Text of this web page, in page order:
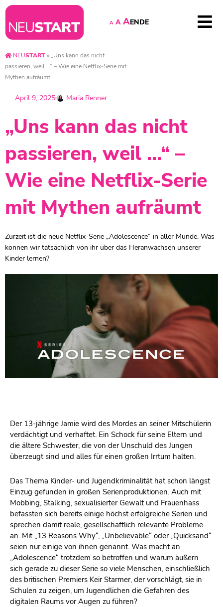
A A AENDE
NEUSTART» „Uns kann das nicht
passieren, weil …“ – Wie eine Netflix-Serie mit
Mythen aufräumt
April 9, 2025 Maria Renner
„Uns kann das nicht
passieren, weil …“ –
Wie eine Netflix-Serie
mit Mythen aufräumt
Zurzeit ist die neue Netflix-Serie „Adolescence“ in aller Munde. Was
können wir tatsächlich von ihr über das Heranwachsen unserer
Kinder lernen?
Der 13-jährige Jamie wird des Mordes an seiner Mitschülerin
verdächtigt und verhaftet. Ein Schock für seine Eltern und
die ältere Schwester, die von der Unschuld des Jungen
überzeugt sind und alles für einen großen Irrtum halten.
Das Thema Kinder- und Jugendkriminalität hat schon längst
Einzug gefunden in großen Serienproduktionen. Auch mit
Mobbing, Stalking, sexualisierter Gewalt und Frauenhass
befassten sich bereits einige höchst erfolgreiche Serien und
sprechen damit reale, gesellschaftlich relevante Probleme
an. Mit „13 Reasons Why“, „Unbelievable“ oder „Quicksand“
seien nur einige von ihnen genannt. Was macht an
„Adolescence“ trotzdem so betroffen und warum äußern
sich gerade zu dieser Serie so viele Menschen, einschließlich
des britischen Premiers Keir Starmer, der vorschlägt, sie in
Schulen zu zeigen, um Jugendlichen die Gefahren des
digitalen Raums vor Augen zu führen?